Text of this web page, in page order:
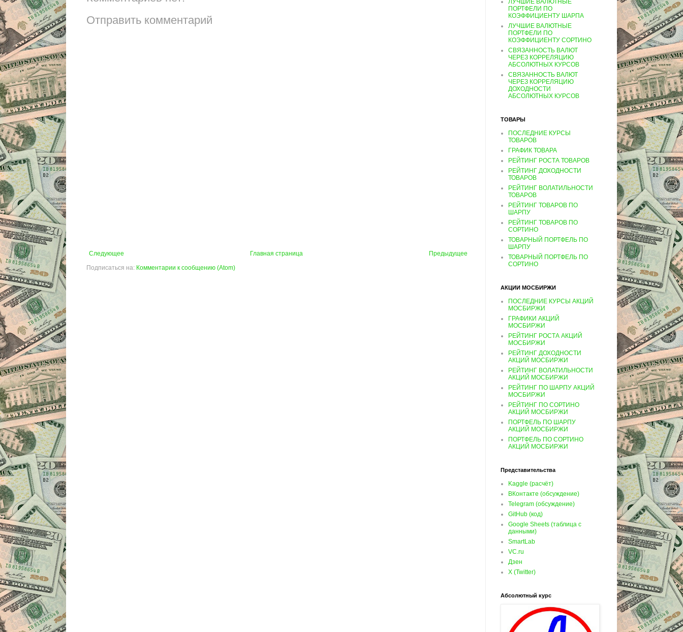
Отправить комментарий
Следующее Предыдущее
Главная страница
Подписаться на: Комментарии к сообщению (Atom)
ЛУЧШИЕ ВАЛЮТНЫЕ
ПОРТФЕЛИ ПО
КОЭФФИЦИЕНТУ ШАРПА
ЛУЧШИЕ ВАЛЮТНЫЕ
ПОРТФЕЛИ ПО
КОЭФФИЦИЕНТУ СОРТИНО
СВЯЗАННОСТЬ ВАЛЮТ
ЧЕРЕЗ КОРРЕЛЯЦИЮ
АБСОЛЮТНЫХ КУРСОВ
СВЯЗАННОСТЬ ВАЛЮТ
ЧЕРЕЗ КОРРЕЛЯЦИЮ
ДОХОДНОСТИ
АБСОЛЮТНЫХ КУРСОВ
ТОВАРЫ
ПОСЛЕДНИЕ КУРСЫ
ТОВАРОВ
ГРАФИК ТОВАРА
РЕЙТИНГ РОСТА ТОВАРОВ
РЕЙТИНГ ДОХОДНОСТИ
ТОВАРОВ
РЕЙТИНГ ВОЛАТИЛЬНОСТИ
ТОВАРОВ
РЕЙТИНГ ТОВАРОВ ПО
ШАРПУ
РЕЙТИНГ ТОВАРОВ ПО
СОРТИНО
ТОВАРНЫЙ ПОРТФЕЛЬ ПО
ШАРПУ
ТОВАРНЫЙ ПОРТФЕЛЬ ПО
СОРТИНО
АКЦИИ МОСБИРЖИ
ПОСЛЕДНИЕ КУРСЫ АКЦИЙ
МОСБИРЖИ
ГРАФИКИ АКЦИЙ
МОСБИРЖИ
РЕЙТИНГ РОСТА АКЦИЙ
МОСБИРЖИ
РЕЙТИНГ ДОХОДНОСТИ
АКЦИЙ МОСБИРЖИ
РЕЙТИНГ ВОЛАТИЛЬНОСТИ
АКЦИЙ МОСБИРЖИ
РЕЙТИНГ ПО ШАРПУ АКЦИЙ
МОСБИРЖИ
РЕЙТИНГ ПО СОРТИНО
АКЦИЙ МОСБИРЖИ
ПОРТФЕЛЬ ПО ШАРПУ
АКЦИЙ МОСБИРЖИ
ПОРТФЕЛЬ ПО СОРТИНО
АКЦИЙ МОСБИРЖИ
Представительства
Kaggle (расчёт)
ВКонтакте (обсуждение)
Telegram (обсуждение)
GitHub (код)
Google Sheets (таблица с
данными)
SmartLab
VC.ru
Дзен
X (Twitter)
Абсолютный курс